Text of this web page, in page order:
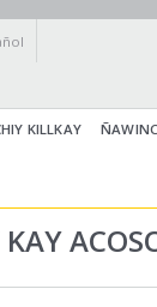
KILLKAY